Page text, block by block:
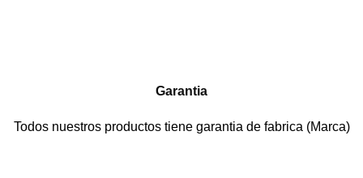
Garantia
Todos nuestros productos tiene garantia de fabrica (Marca)